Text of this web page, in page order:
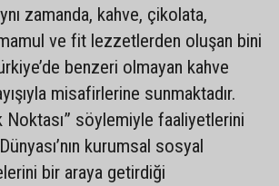
zamanda, kahve, çikolata,
ve fit lezzetlerden oluşan bini
benzeri olmayan kahve
misafirlerine sunmaktadır.
Noktası” söylemiyle faaliyetlerini
kurumsal sosyal
bir araya getirdiği